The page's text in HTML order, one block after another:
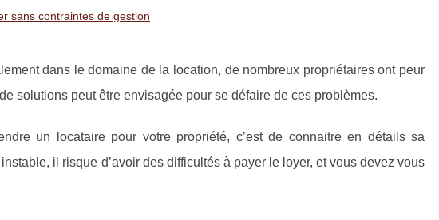
sans contraintes de gestion
dans le domaine de la location, de nombreux propriétaires ont peur
solutions peut être envisagée pour se défaire de ces problèmes.
un locataire pour votre propriété, c’est de connaitre en détails sa
il risque d’avoir des difficultés à payer le loyer, et vous devez vous